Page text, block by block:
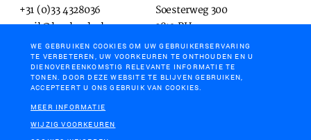
+31 (0)33 4328036
mail@hnsland.nl
Soesterweg 300
3812 BH
Amersfoort
POSTADRES
Postbus 1603
3800 BP
WE GEBRUIKEN COOKIES OM UW GEBRUIKERSERVARING
TE VERBETEREN, UW VOORKEUREN TE ONTHOUDEN EN U
DIENOVEREENKOMSTIG RELEVANTE INFORMATIE TE
TONEN. DOOR DEZE WEBSITE TE BLIJVEN GEBRUIKEN,
ACCEPTEERT U ONS GEBRUIK VAN COOKIES.
MEER INFORMATIE
WIJZIG VOORKEUREN